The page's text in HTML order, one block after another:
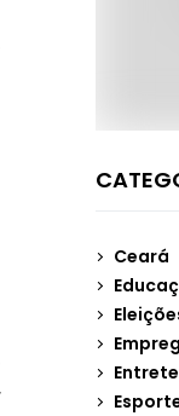
Ceará